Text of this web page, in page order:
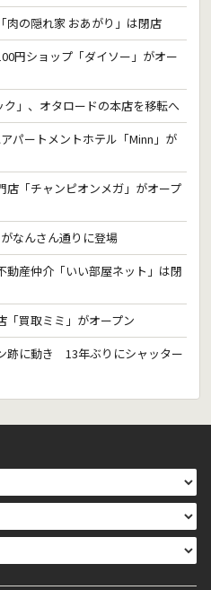
肉の隠れ家 おあがり」は閉店
円ショップ「ダイソー」がオー
」、オタロードの本店を移転へ
パートメントホテル「Minn」が
店「チャンピオンメガ」がオープ
なんさん通りに登場
動産仲介「いい部屋ネット」は閉
「買取ミミ」がオープン
跡に動き 13年ぶりにシャッター